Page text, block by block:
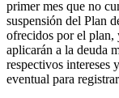
primer mes que no
suspensión del Plan
ofrecidos por el plan,
aplicarán a la deuda
respectivos intereses
eventual para